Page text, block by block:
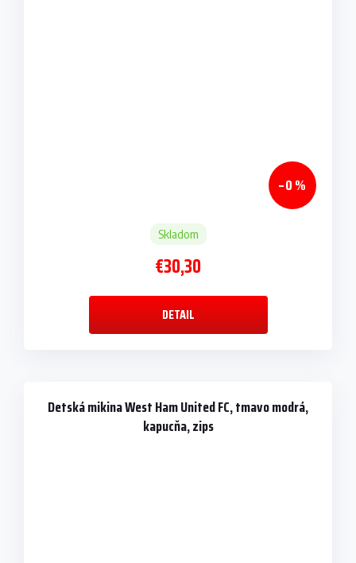
–0 %
Skladom
€30,30
DETAIL
Detská mikina West Ham United FC, tmavo modrá,
kapucňa, zips